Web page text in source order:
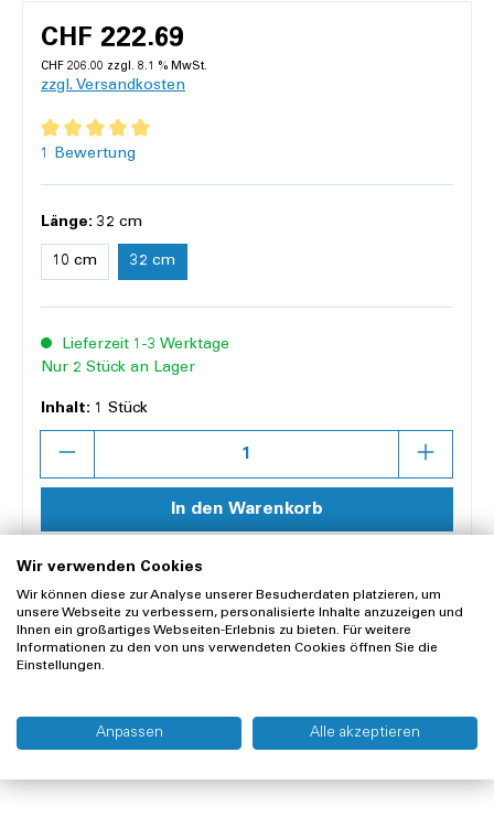
CHF 222.69
CHF 206.00 zzgl. 8.1 % MwSt.
zzgl. Versandkosten
Durchschnittliche Bewertung von 5 von 5 Sternen
1 Bewertung
Länge: 32 cm
10 cm 32 cm
Lieferzeit 1-3 Werktage
Nur 2 Stück an Lager
Inhalt: 1 Stück
In den Warenkorb
Merken Vergleichen
Offerte anfragen
Lieferung und Rücksendung
Widerrufsrecht
Wir verwenden Cookies
Wir können diese zur Analyse unserer Besucherdaten platzieren, um
unsere Webseite zu verbessern, personalisierte Inhalte anzuzeigen und
Ihnen ein großartiges Webseiten-Erlebnis zu bieten. Für weitere
Informationen zu den von uns verwendeten Cookies öffnen Sie die
Einstellungen.
Anpassen Alle akzeptieren